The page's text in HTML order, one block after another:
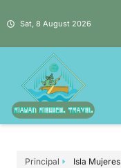
Sat, 8 August 2026
Principal Isla Mujeres